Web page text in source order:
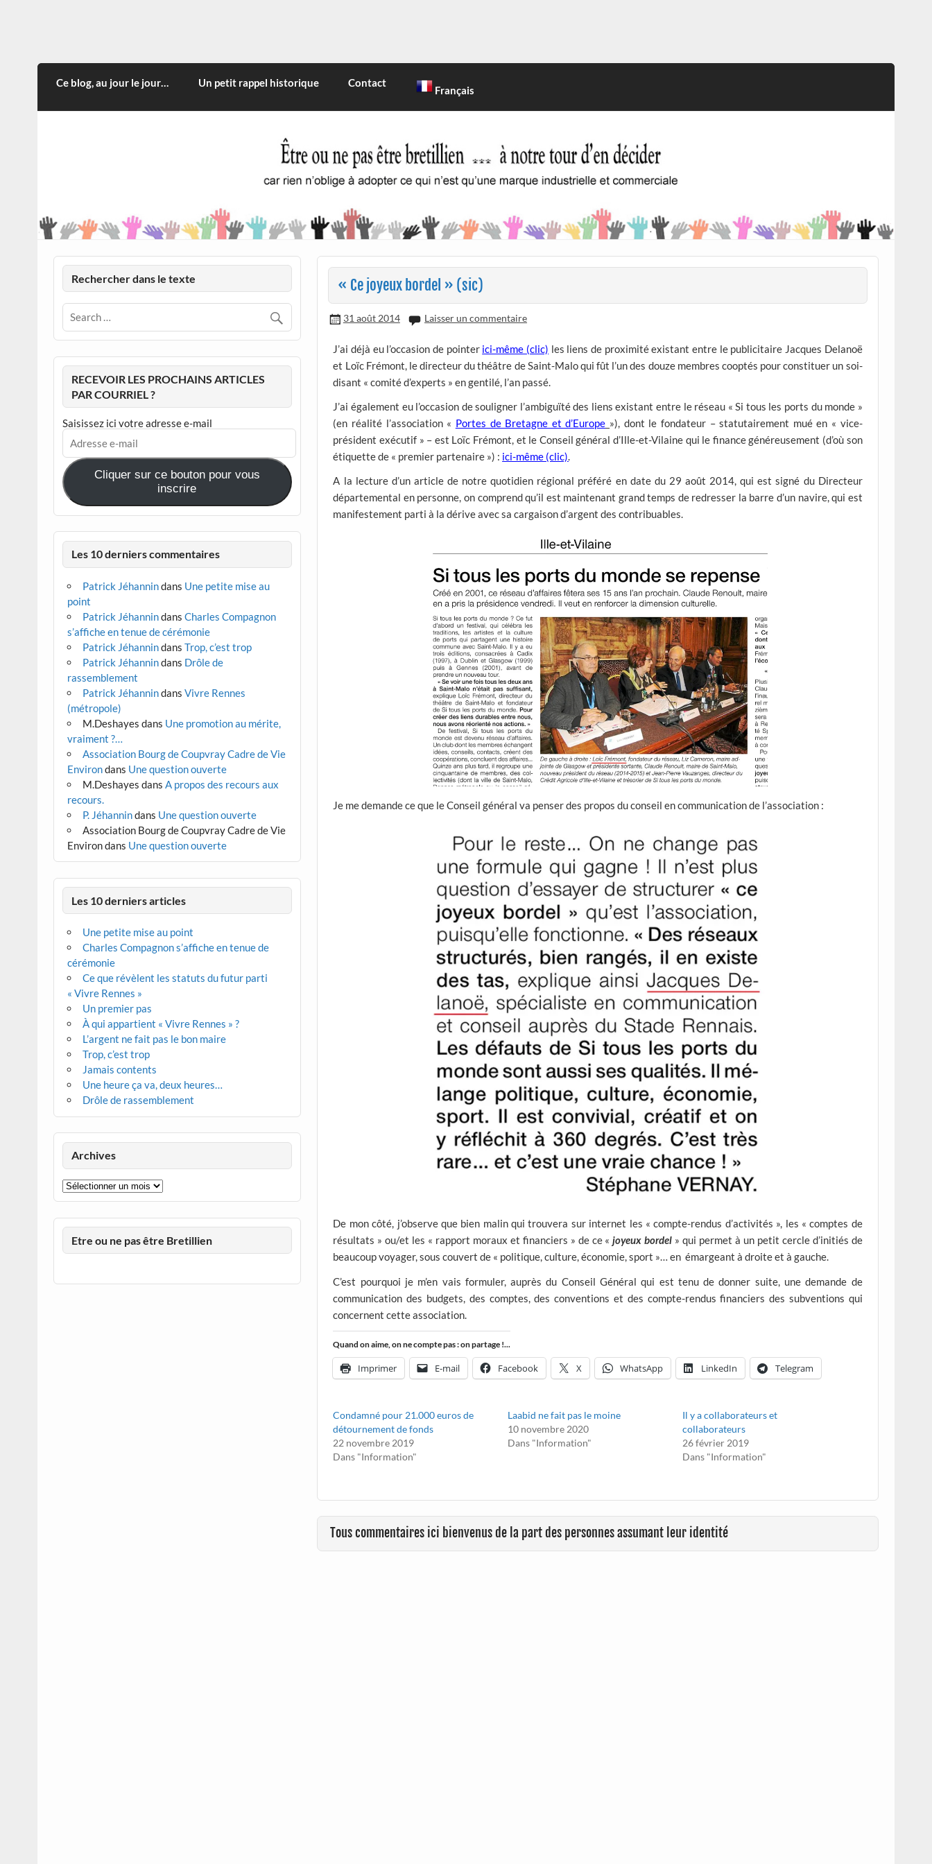
CITOYEN D'ILLE-ET-VILAINE
Ce blog, au jour le jour… Un petit rappel historique Contact
Français
« Ce joyeux bordel » (sic)
31 août 2014 Laisser un commentaire
J’ai déjà eu l’occasion de pointer ici-même (clic) les liens de proximité existant entre le publicitaire Jacques Delanoë
et Loïc Frémont, le directeur du théâtre de Saint-Malo qui fût l’un des douze membres cooptés pour constituer un soi-
disant « comité d’experts » en gentilé, l’an passé.
J’ai également eu l’occasion de souligner l’ambiguïté des liens existant entre le réseau « Si tous les ports du monde »
(en réalité l’association « Portes de Bretagne et d’Europe »), dont le fondateur – statutairement mué en « vice-
président exécutif » – est Loïc Frémont, et le Conseil général d’Ille-et-Vilaine qui le finance généreusement (d’où son
étiquette de « premier partenaire ») : ici-même (clic).
A la lecture d’un article de notre quotidien régional préféré en date du 29 août 2014, qui est signé du Directeur
départemental en personne, on comprend qu’il est maintenant grand temps de redresser la barre d’un navire, qui est
manifestement parti à la dérive avec sa cargaison d’argent des contribuables.
Je me demande ce que le Conseil général va penser des propos du conseil en communication de l’association :
De mon côté, j’observe que bien malin qui trouvera sur internet les « compte-rendus d’activités », les « comptes de
résultats » ou/et les « rapport moraux et financiers » de ce «joyeux bordel » qui permet à un petit cercle d’initiés de
beaucoup voyager, sous couvert de « politique, culture, économie, sport »… en émargeant à droite et à gauche.
C’est pourquoi je m’en vais formuler, auprès du Conseil Général qui est tenu de donner suite, une demande de
communication des budgets, des comptes, des conventions et des compte-rendus financiers des subventions qui
concernent cette association.
Quand on aime, on ne compte pas : on partage !...
Imprimer E-mail Facebook X WhatsApp LinkedIn Telegram
Condamné pour 21.000 euros de
détournement de fonds
22 novembre 2019
Dans "Information"
Laabid ne fait pas le moine
10 novembre 2020
Dans "Information"
Il y a collaborateurs et
collaborateurs
26 février 2019
Dans "Information"
Tous commentaires ici bienvenus de la part des personnes assumant leur identité
Rechercher dans le texte
RECEVOIR LES PROCHAINS ARTICLES
PAR COURRIEL ?
Saisissez ici votre adresse e-mail
Adresse
e-
mail
Cliquer sur ce bouton pour vous
inscrire
Les 10 derniers commentaires
Patrick Jéhannindans Une petite mise au
point
Patrick Jéhannindans Charles Compagnon
s’affiche en tenue de cérémonie
Patrick Jéhannindans Trop, c’est trop
Patrick Jéhannindans Drôle de
rassemblement
Patrick Jéhannindans Vivre Rennes
(métropole)
M.Deshayes dans Une promotion au mérite,
vraiment ?…
Association Bourg de Coupvray Cadre de Vie
Environdans Une question ouverte
M.Deshayes dans A propos des recours aux
recours.
P. Jéhannindans Une question ouverte
Association Bourg de Coupvray Cadre de Vie
Environdans Une question ouverte
Les 10 derniers articles
Une petite mise au point
Charles Compagnon s’affiche en tenue de
cérémonie
Ce que révèlent les statuts du futur parti
« Vivre Rennes »
Un premier pas
À qui appartient « Vivre Rennes » ?
L’argent ne fait pas le bon maire
Trop, c’est trop
Jamais contents
Une heure ça va, deux heures…
Drôle de rassemblement
Archives
Archives
Etre ou ne pas être Bretillien